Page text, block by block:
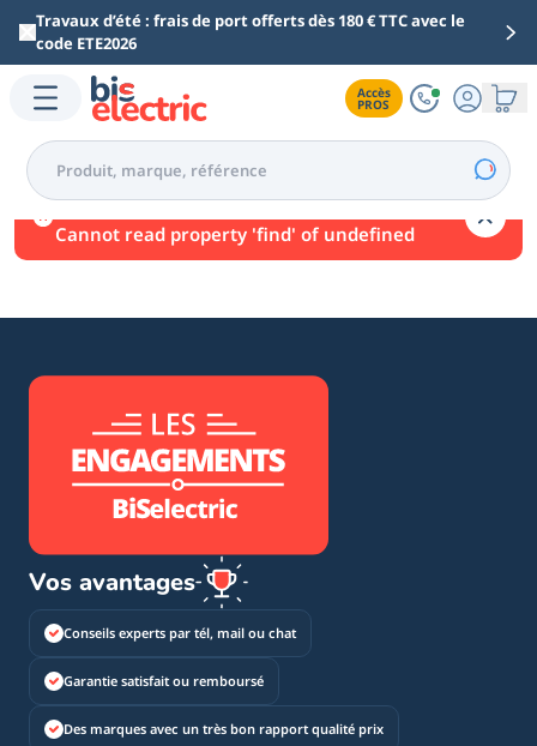
Aller au contenu principal
Travaux d’été : frais de port offerts dès 180 € TTC avec le
code ETE2026
Accès
PROS
Une erreur est survenue.
Cannot read property 'find' of undefined
Vos avantages
Conseils experts par tél, mail ou chat
Garantie satisfait ou remboursé
Des marques avec un très bon rapport qualité prix